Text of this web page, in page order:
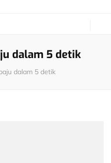
dalam 5 detik
dalam 5 detik